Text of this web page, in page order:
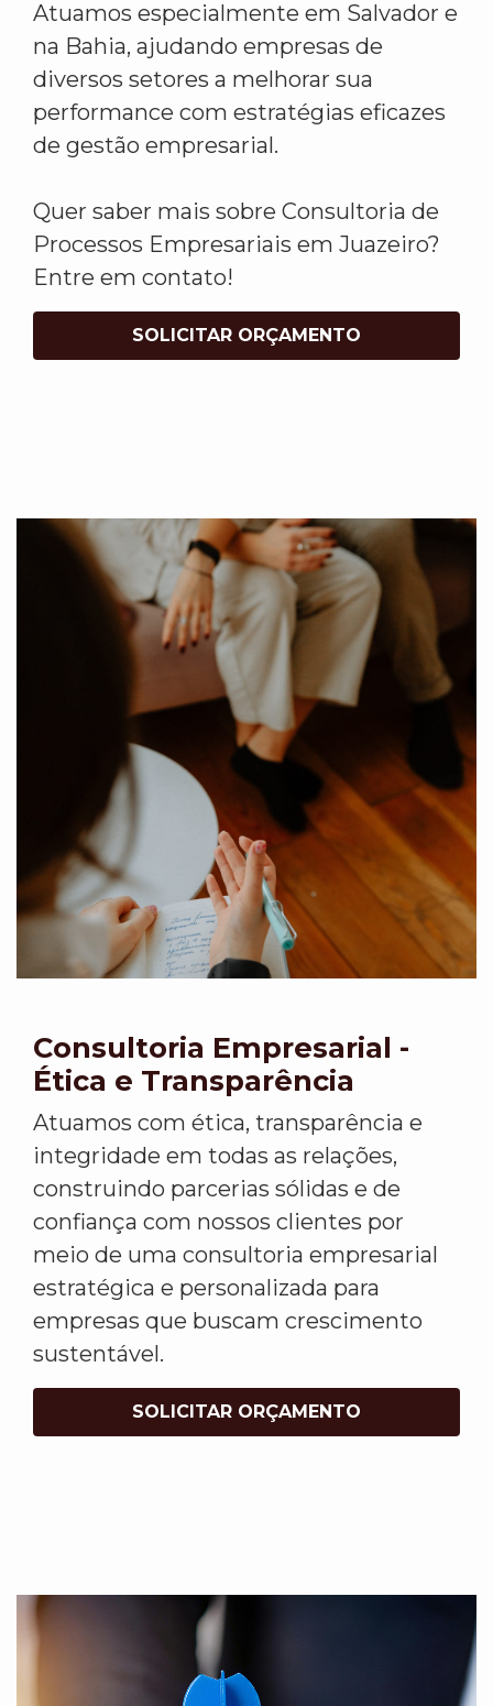
Atuamos especialmente em Salvador e
na Bahia, ajudando empresas de
diversos setores a melhorar sua
performance com estratégias eficazes
de gestão empresarial.
Quer saber mais sobre Consultoria de
Processos Empresariais em Juazeiro?
Entre em contato!
SOLICITAR ORÇAMENTO
Consultoria Empresarial -
Ética e Transparência
Atuamos com ética, transparência e
integridade em todas as relações,
construindo parcerias sólidas e de
confiança com nossos clientes por
meio de uma consultoria empresarial
estratégica e personalizada para
empresas que buscam crescimento
sustentável.
SOLICITAR ORÇAMENTO